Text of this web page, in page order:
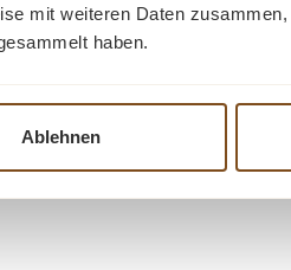
mit weiteren Daten
haben.
Ablehnen
beim Kauf im
sind möglich.